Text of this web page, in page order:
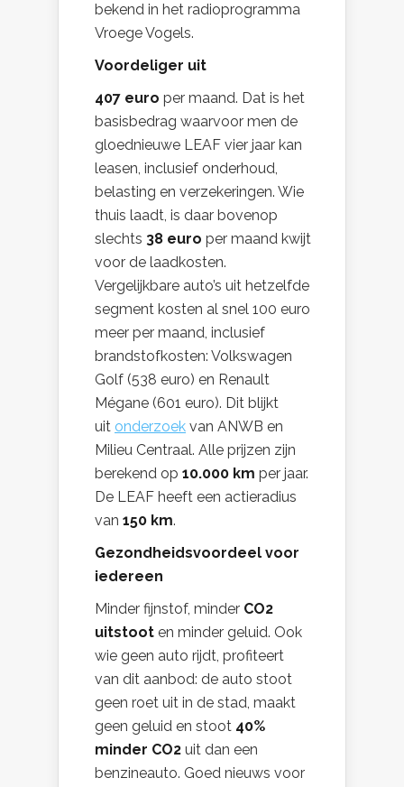
bekend in het radioprogramma
Vroege Vogels.
Voordeliger uit
407 euro per maand. Dat is het
basisbedrag waarvoor men de
gloednieuwe LEAF vier jaar kan
leasen, inclusief onderhoud,
belasting en verzekeringen. Wie
thuis laadt, is daar bovenop
slechts 38 euro per maand kwijt
voor de laadkosten.
Vergelijkbare auto’s uit hetzelfde
segment kosten al snel 100 euro
meer per maand, inclusief
brandstofkosten: Volkswagen
Golf (538 euro) en Renault
Mégane (601 euro). Dit blijkt
uit onderzoek van ANWB en
Milieu Centraal. Alle prijzen zijn
berekend op 10.000 km per jaar.
De LEAF heeft een actieradius
van 150 km.
Gezondheidsvoordeel voor
iedereen
Minder fijnstof, minder CO2
uitstoot en minder geluid. Ook
wie geen auto rijdt, profiteert
van dit aanbod: de auto stoot
geen roet uit in de stad, maakt
geen geluid en stoot 40%
minder CO2 uit dan een
benzineauto. Goed nieuws voor